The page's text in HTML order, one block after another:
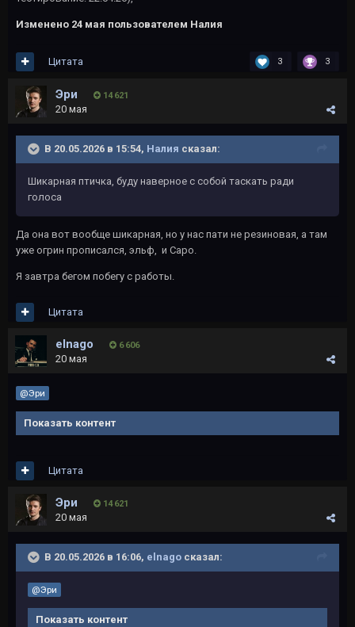
Изменено 24 мая пользователем Налия
3 3
Цитата
Эри 14 621
20 мая
В 20.05.2026 в 15:54, Налия сказал:
Шикарная птичка, буду наверное с собой таскать ради
голоса
Да она вот вообще шикарная, но у нас пати не резиновая, а там
уже огрин прописался, эльф, и Саро.
Я завтра бегом побегу с работы.
Цитата
elnago 6 606
20 мая
@Эри
Показать контент
Цитата
Эри 14 621
20 мая
В 20.05.2026 в 16:06, elnago сказал:
@Эри
Показать контент